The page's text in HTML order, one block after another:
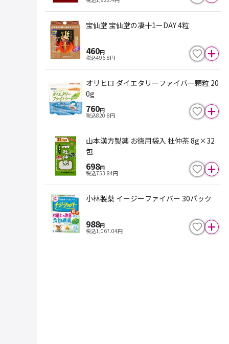
宝仙堂 宝仙堂の凄十1ーDAY 4粒
460円
税込496.8円
オリヒロ ダイエタリーファイバー顆粒 20
0g
760円
税込820.8円
山本漢方製薬 お徳用袋入 杜仲茶 8g×32
包
698円
税込753.84円
小林製薬 イージーファイバー 30パック
988円
税込1,067.04円